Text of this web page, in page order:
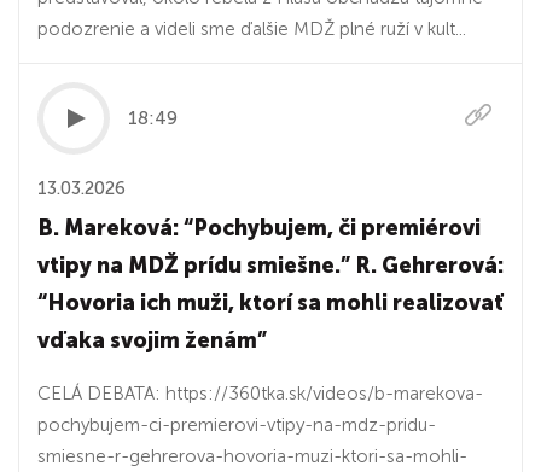
podozrenie a videli sme ďalšie MDŽ plné ruží v kult...
18:49
13.03.2026
B. Mareková: “Pochybujem, či premiérovi
vtipy na MDŽ prídu smiešne.” R. Gehrerová:
“Hovoria ich muži, ktorí sa mohli realizovať
vďaka svojim ženám”
CELÁ DEBATA: https://360tka.sk/videos/b-marekova-
pochybujem-ci-premierovi-vtipy-na-mdz-pridu-
smiesne-r-gehrerova-hovoria-muzi-ktori-sa-mohli-